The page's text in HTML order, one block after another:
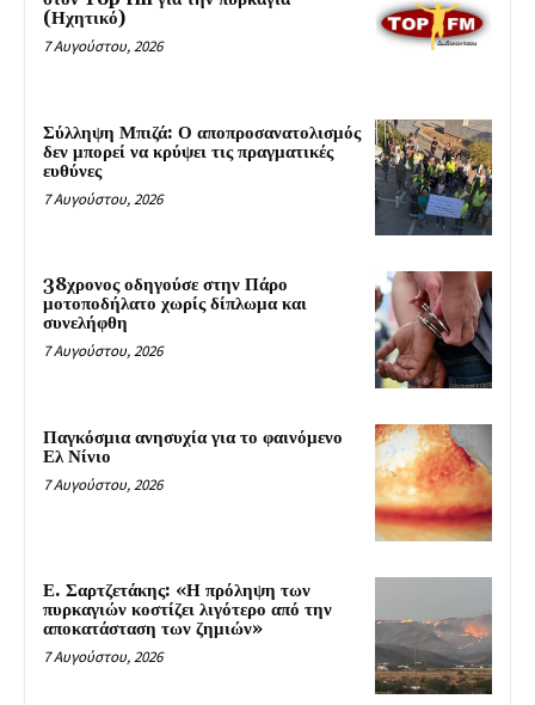
(Ηχητικό)
7 Αυγούστου, 2026
Σύλληψη Μπιζά: Ο αποπροσανατολισμός
δεν μπορεί να κρύψει τις πραγματικές
ευθύνες
7 Αυγούστου, 2026
38χρονος οδηγούσε στην Πάρο
μοτοποδήλατο χωρίς δίπλωμα και
συνελήφθη
7 Αυγούστου, 2026
Παγκόσμια ανησυχία για το φαινόμενο
Ελ Νίνιο
7 Αυγούστου, 2026
Ε. Σαρτζετάκης: «Η πρόληψη των
πυρκαγιών κοστίζει λιγότερο από την
αποκατάσταση των ζημιών»
7 Αυγούστου, 2026